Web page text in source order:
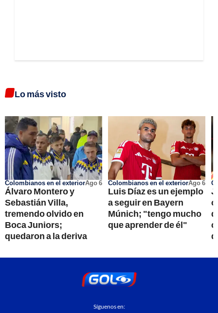
Lo más visto
Colombianos en el exteriorAgo 6
Álvaro Montero y
Sebastián Villa,
tremendo olvido en
Boca Juniors;
quedaron a la deriva
Colombianos en el exteriorAgo 6
Luis Díaz es un ejemplo
a seguir en Bayern
Múnich; "tengo mucho
que aprender de él"
Síguenos en: